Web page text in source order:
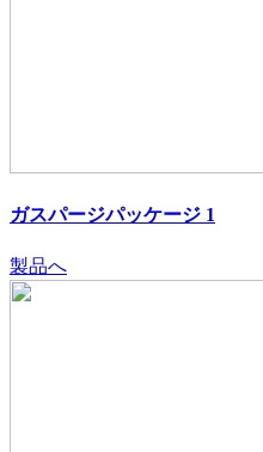
ガスパージパッケージ 1
製品へ